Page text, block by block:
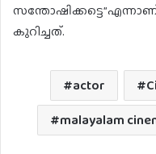
കുറിച്ചത്.
actor
malayalam